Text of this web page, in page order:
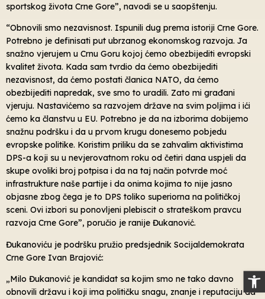
sportskog života Crne Gore”, navodi se u saopštenju.
“Obnovili smo nezavisnost. Ispunili dug prema istoriji Crne Gore.
Potrebno je definisati put ubrzanog ekonomskog razvoja. Ja
snažno vjerujem u Crnu Goru kojoj ćemo obezbijediti evropski
kvalitet života. Kada sam tvrdio da ćemo obezbijediti
nezavisnost, da ćemo postati članica NATO, da ćemo
obezbijediti napredak, sve smo to uradili. Zato mi građani
vjeruju. Nastavićemo sa razvojem države na svim poljima i ići
ćemo ka članstvu u EU. Potrebno je da na izborima dobijemo
snažnu podršku i da u prvom krugu donesemo pobjedu
evropske politike. Koristim priliku da se zahvalim aktivistima
DPS-a koji su u nevjerovatnom roku od četiri dana uspjeli da
skupe ovoliki broj potpisa i da na taj način potvrde moć
infrastrukture naše partije i da onima kojima to nije jasno
objasne zbog čega je to DPS toliko superiorna na političkoj
sceni. Ovi izbori su ponovljeni plebiscit o strateškom pravcu
razvoja Crne Gore”, poručio je ranije Đukanović.
Đukanoviću je podršku pružio predsjednik Socijaldemokrata
Crne Gore Ivan Brajović:
„Milo Đukanović je kandidat sa kojim smo ne tako davno
obnovili državu i koji ima političku snagu, znanje i reputaciju da